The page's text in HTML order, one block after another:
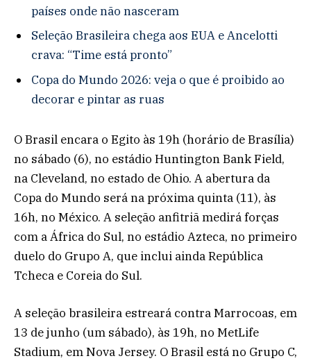
países onde não nasceram
Seleção Brasileira chega aos EUA e Ancelotti
crava: “Time está pronto”
Copa do Mundo 2026: veja o que é proibido ao
decorar e pintar as ruas
O Brasil encara o Egito às 19h (horário de Brasília)
no sábado (6), no estádio Huntington Bank Field,
na Cleveland, no estado de Ohio. A abertura da
Copa do Mundo será na próxima quinta (11), às
16h, no México. A seleção anfitriã medirá forças
com a África do Sul, no estádio Azteca, no primeiro
duelo do Grupo A, que inclui ainda República
Tcheca e Coreia do Sul.
A seleção brasileira estreará contra Marrocoas, em
13 de junho (um sábado), às 19h, no MetLife
Stadium, em Nova Jersey. O Brasil está no Grupo C,